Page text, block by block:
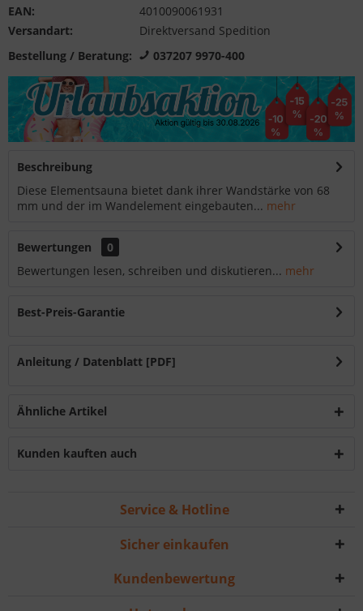
EAN:
4010090061931
Versandart:
Direktversand Spedition
Bestellung / Beratung:
037207 9970-400
Beschreibung
Diese Elementsauna bietet dank ihrer Wandstärke von 68
mm und der im Wandelement eingebauten... mehr
Bewertungen
0
Bewertungen lesen, schreiben und diskutieren... mehr
Best-Preis-Garantie
Anleitung / Datenblatt [PDF]
Ähnliche Artikel
Kunden kauften auch
Service & Hotline
Sicher einkaufen
Kundenbewertung